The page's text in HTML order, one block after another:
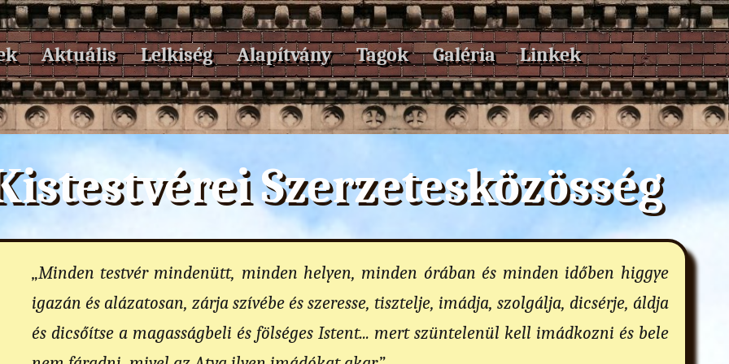
Aktuális Lelkiség Alapítvány Tagok Galéria Linkek
Szerzetesközösség
„Minden testvér mindenütt, minden helyen, minden órában és minden időben higgye
igazán és alázatosan, zárja szívébe és szeresse, tisztelje, imádja, szolgálja, dicsérje, áldja
és dicsőítse a magasságbeli és fölséges Istent... mert szüntelenül kell imádkozni és bele